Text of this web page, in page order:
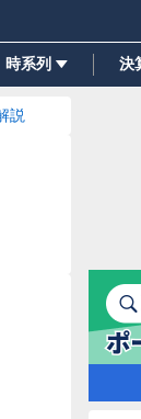
時系列 決
説